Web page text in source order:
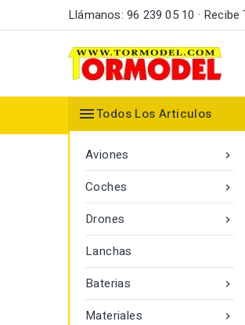
Llámanos: 96 239 05 10 ·
Todos Los Articulos

Aviones

Coches

Drones
Lanchas

Baterias

Materiales